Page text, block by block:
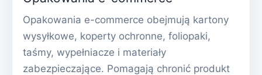
Opakowania e-commerce obejmują kartony
wysyłkowe, koperty ochronne, foliopaki,
taśmy, wypełniacze i materiały
zabezpieczające. Pomagają chronić produkt